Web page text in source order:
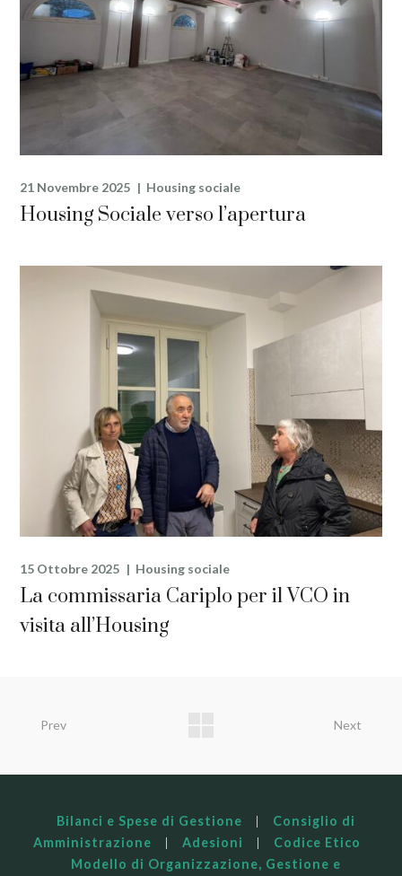
21 Novembre 2025 Housing sociale
Housing Sociale verso l’apertura
15 Ottobre 2025 Housing sociale
La commissaria Cariplo per il VCO in
visita all’Housing
Prev Next
Bilanci e Spese di Gestione |
Consiglio di
Amministrazione
| Adesioni |
Codice Etico
Modello di Organizzazione, Gestione e